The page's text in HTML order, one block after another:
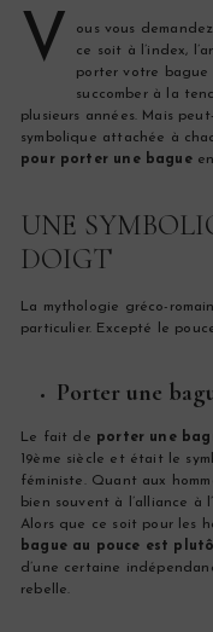
u
a
r
s
V ous vous demandez
ce soit à l’index,
porter votre bague
succomber à la
plusieurs années. Mais
symbolique attachée à
pour porter une bague
UNE
DOIGT
La mythologie gréco-
particulier. Excepté le
Porter une
Le fait de porter une
19ème siècle et était le
féministe. Quant aux
bien souvent à l’alliance à
Alors que ce soit pour les
bague au pouce est
d’une certaine
rebelle.